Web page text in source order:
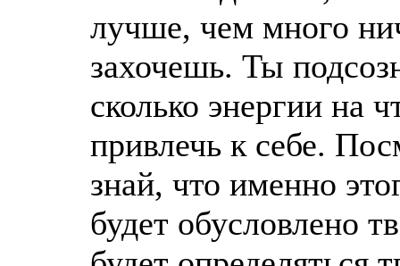
лучше, чем много
захочешь. Ты
сколько энергии на
привлечь к себе.
знай, что именно
будет обусловлено